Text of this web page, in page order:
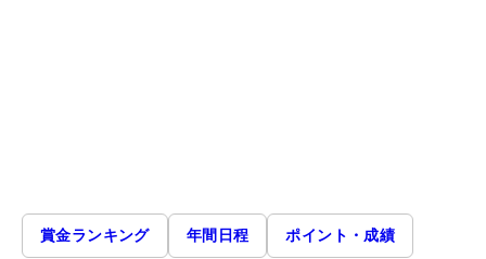
賞金ランキング 年間日程 ポイント・成績